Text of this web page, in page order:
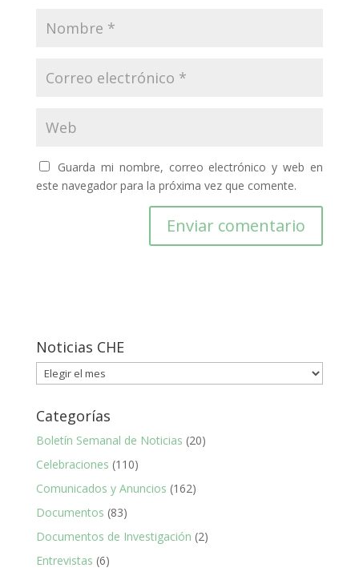
Guarda mi nombre, correo electrónico y web en
este navegador para la próxima vez que comente.
Noticias CHE
Noticias
CHE
Categorías
Boletín Semanal de Noticias (20)
Celebraciones (110)
Comunicados y Anuncios (162)
Documentos (83)
Documentos de Investigación (2)
Entrevistas (6)